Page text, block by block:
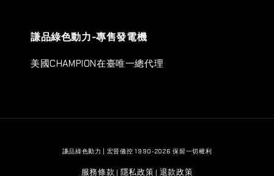
謙品綠色動力-專售發電機
美國CHAMPION在臺唯一總代理
謙品綠色動力 | 宏晉儀控 1990-2026 保留一切權利
服務條款 | 隱私政策 | 退款政策